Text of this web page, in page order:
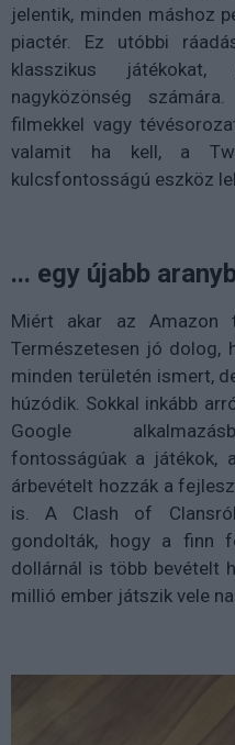
jelentik, minden máshoz
piactér. Ez utóbbi
klasszikus
nagyközönség
filmekkel vagy
valamit ha kell, a
kulcsfontosságú eszköz
... egy újabb
Miért akar az Amazon
Természetesen jó dolog,
minden területén ismert,
húzódik. Sokkal inkább
Google
fontosságúak a játékok,
árbevételt hozzák a
is. A Clash of
gondolták, hogy a finn
dollárnál is több bevételt
millió ember játszik vele